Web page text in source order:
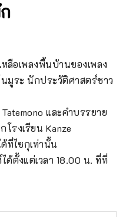
ลือเพลงพื้นบ้านของเพลง
มูระ นักประวัติศาสตร์ชาว
และคำบรรยาย
โรงเรียน Kanze
ที่ไซกุเท่านั้น
ตั้งแต่เวลา 18.00 น. ที่ที่